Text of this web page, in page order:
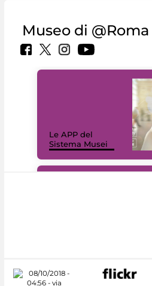
Museo di
Le APP del
Sistema Musei